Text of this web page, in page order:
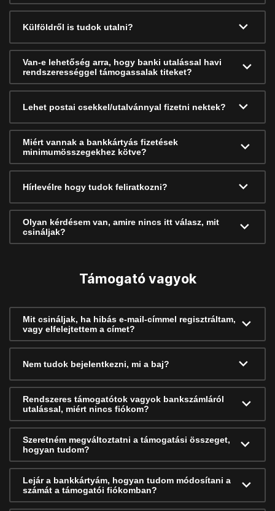
Külföldről is tudok utalni?
Van-e lehetőség arra, hogy banki utalással havi
rendszerességgel támogassalak titeket?
Lehet postai csekkel/utalvánnyal fizetni nektek?
Miért vannak a bankkártyás fizetések
minimumösszegekhez kötve?
Hírlevélre hogy tudok feliratkozni?
Olyan kérdésem van, amire nincs itt válasz, mit
csináljak?
Támogató vagyok
Mit csináljak, ha hibás e-mail-címmel regisztráltam,
vagy elfelejtettem a címet?
Nem tudok bejelentkezni, mi a baj?
Rendszeres támogatótok vagyok bankszámláról
utalással, miért nincs fiókom?
Szeretném megváltoztatni a támogatási összeget,
hogyan tudom?
Lejár a bankkártyám, hogyan tudom módosítani a
számát a támogatói fiókomban?